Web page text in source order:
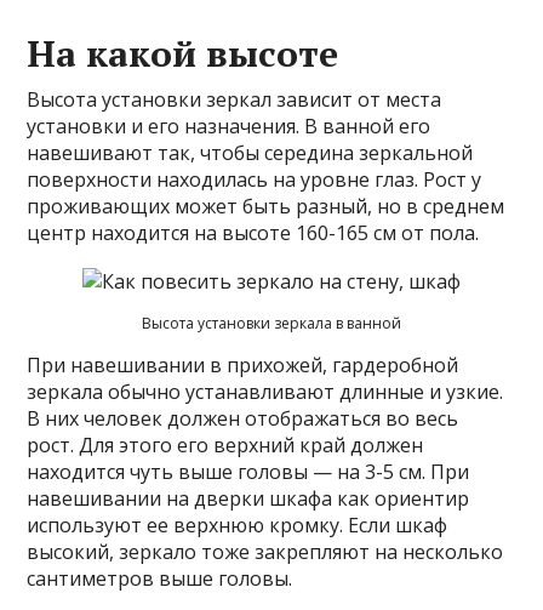
На какой высоте
Высота установки зеркал зависит от места
установки и его назначения. В ванной его
навешивают так, чтобы середина зеркальной
поверхности находилась на уровне глаз. Рост у
проживающих может быть разный, но в среднем
центр находится на высоте 160-165 см от пола.
Высота установки зеркала в ванной
При навешивании в прихожей, гардеробной
зеркала обычно устанавливают длинные и узкие.
В них человек должен отображаться во весь
рост. Для этого его верхний край должен
находится чуть выше головы — на 3-5 см. При
навешивании на дверки шкафа как ориентир
используют ее верхнюю кромку. Если шкаф
высокий, зеркало тоже закрепляют на несколько
сантиметров выше головы.